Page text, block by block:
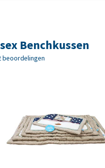
Benchkussen
beoordelingen